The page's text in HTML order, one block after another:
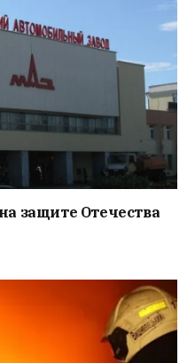
защите Отечества